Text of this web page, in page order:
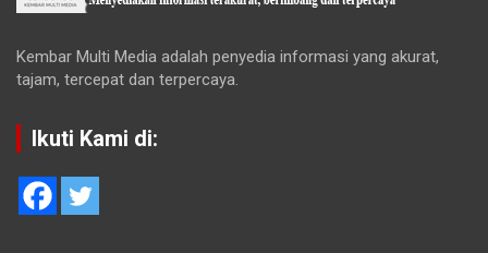
Kembar Multi Media adalah penyedia informasi yang akurat,
tajam, tercepat dan terpercaya.
Ikuti Kami di: